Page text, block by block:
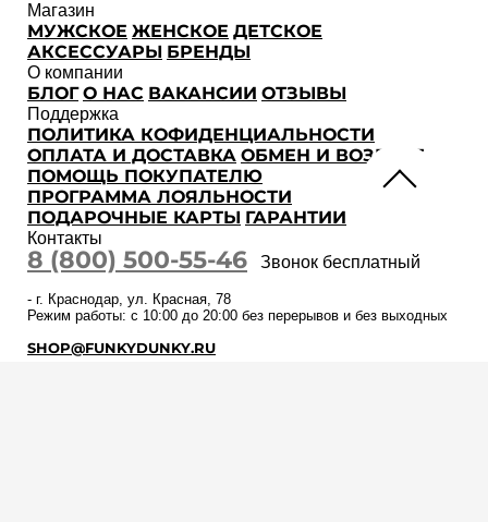
Магазин
МУЖСКОЕ ЖЕНСКОЕ ДЕТСКОЕ
АКСЕССУАРЫ БРЕНДЫ
О компании
БЛОГ О НАС ВАКАНСИИ ОТЗЫВЫ
Поддержка
ПОЛИТИКА КОФИДЕНЦИАЛЬНОСТИ
ОПЛАТА И ДОСТАВКА ОБМЕН И ВОЗВРАТ
ПОМОЩЬ ПОКУПАТЕЛЮ
ПРОГРАММА ЛОЯЛЬНОСТИ
ПОДАРОЧНЫЕ КАРТЫ ГАРАНТИИ
Контакты
8 (800) 500-55-46 Звонок бесплатный
- г. Краснодар, ул. Красная, 78
Режим работы: с 10:00 до 20:00 без перерывов и без выходных
SHOP@FUNKYDUNKY.RU